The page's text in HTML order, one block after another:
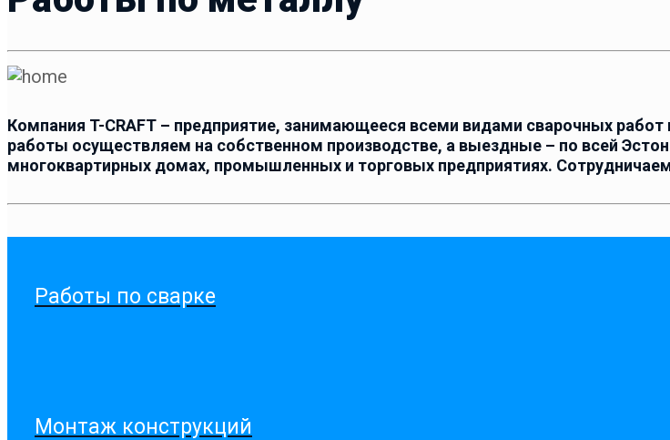
Компания T-CRAFT – предприятие, занимающееся всеми видами сварочных
работы осуществляем на собственном производстве, а выездные – по всей
многоквартирных домах, промышленных и торговых предприятиях.
Работы по сварке
Монтаж конструкций